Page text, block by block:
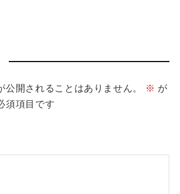
公開されることはありません。 ※ が
須項目です